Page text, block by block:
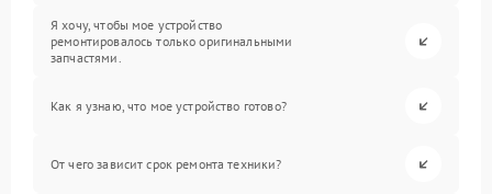
Я хочу, чтобы мое устройство
ремонтировалось только оригинальными
запчастями.
Как я узнаю, что мое устройство готово?
От чего зависит срок ремонта техники?